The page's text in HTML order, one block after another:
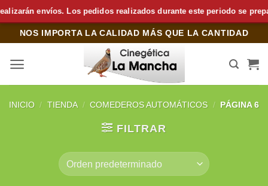
envíos. Los pedidos realizados durante este periodo se
Saltar
contenido
NOS IMPORTA LA CALIDAD MÁS QUE LA CANTIDAD
INICIO / TIENDA / COMEDEROS AUTOMÁTICOS / PÁGINA 6
FILTRAR